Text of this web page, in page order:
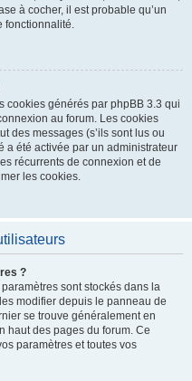
à cocher, il est probable qu’un
fonctionnalité.
cookies générés par phpBB 3.3 qui
au forum. Les cookies
des messages (s’ils sont lus ou
a été activée par un administrateur
récurrents de connexion et de
les cookies.
?
sont stockés dans la
modifier depuis le panneau de
se trouve généralement en
haut des pages du forum. Ce
paramètres et toutes vos